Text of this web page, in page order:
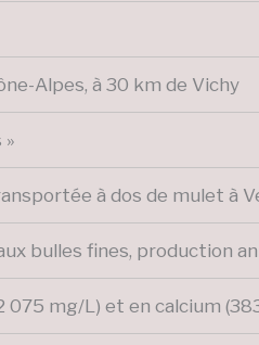
Alpes, à 30 km de Vichy
»
à dos de mulet à
bulles fines, production
075 mg/L) et en calcium